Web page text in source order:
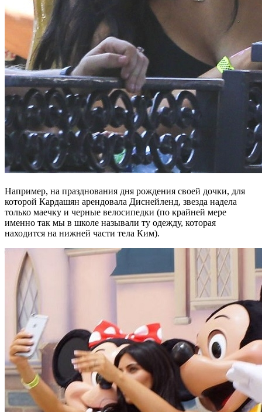
Например, на празднования дня рождения своей дочки, для
которой Кардашян арендовала Диснейленд, звезда надела
только маечку и черные велосипедки (по крайней мере
именно так мы в школе называли ту одежду, которая
находится на нижней части тела Ким).